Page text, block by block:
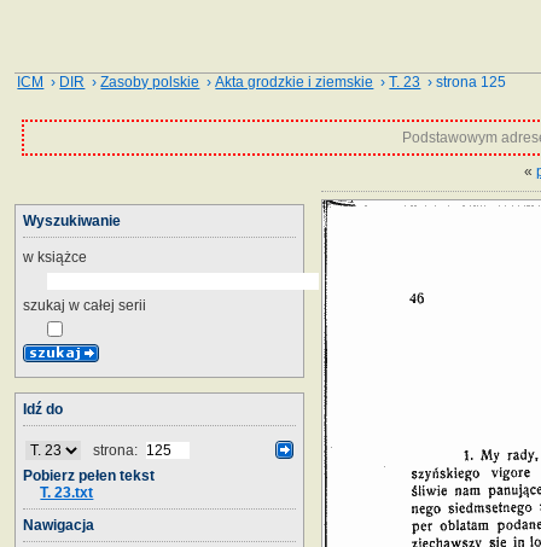
ICM › DIR ›Zasoby polskie ›Akta grodzkie i ziemskie ›T. 23 › strona 125
Podstawowym
«
Wyszukiwanie
w książce
szukaj w całej serii
Idź do
strona:
Pobierz pełen tekst
T. 23.txt
Nawigacja